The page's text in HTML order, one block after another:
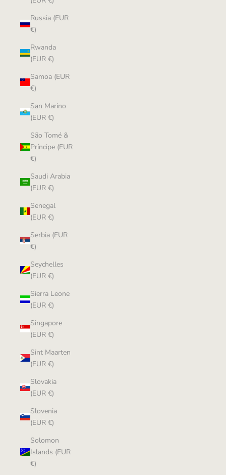
Russia (EUR
€)
Rwanda
(EUR €)
Samoa (EUR
€)
San Marino
(EUR €)
São Tomé &
Príncipe (EUR
€)
Saudi Arabia
(EUR €)
Senegal
(EUR €)
Serbia (EUR
€)
Seychelles
(EUR €)
Sierra Leone
(EUR €)
Singapore
(EUR €)
Sint Maarten
(EUR €)
Slovakia
(EUR €)
Slovenia
(EUR €)
Solomon
Islands (EUR
€)